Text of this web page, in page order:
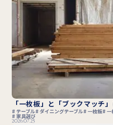
「一枚板」と「ブックマッチ
テーブル ダイニングテーブル 一枚板 一
家具選び
2026.07.25